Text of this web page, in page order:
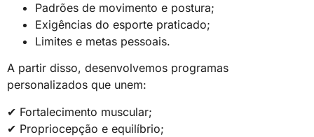
Padrões de movimento e postura;
Exigências do esporte praticado;
Limites e metas pessoais.
A partir disso, desenvolvemos programas
personalizados que unem:
✔ Fortalecimento muscular;
✔ Propriocepção e equilíbrio;